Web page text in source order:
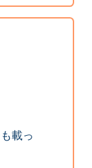
載っ